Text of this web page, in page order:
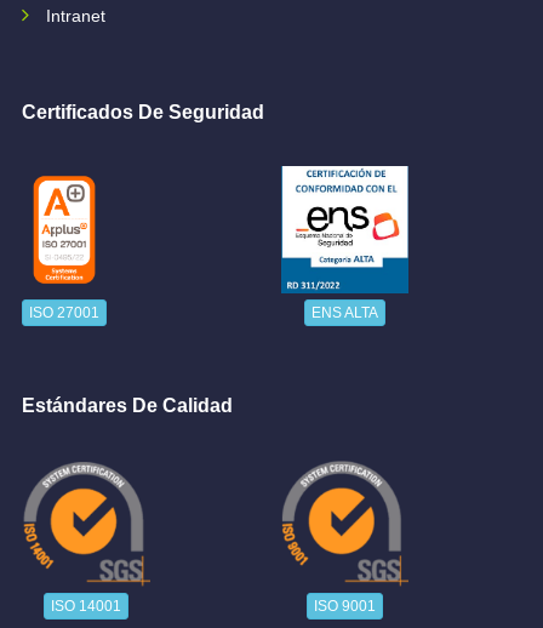
Intranet
Certificados De Seguridad
ISO 27001 ENS ALTA
Estándares De Calidad
ISO 14001 ISO 9001